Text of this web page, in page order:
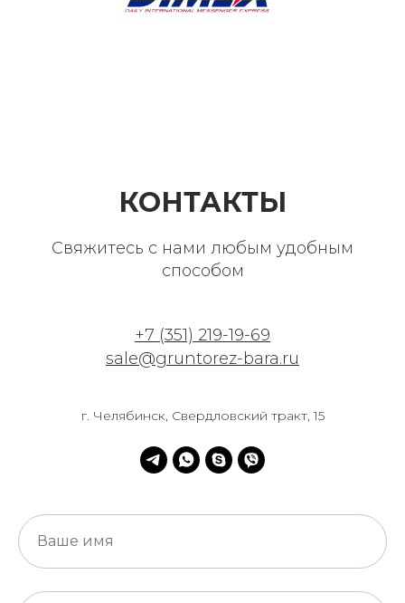
КОНТАКТЫ
Свяжитесь с нами любым удобным
способом
+7 (351) 219-19-69
sale@gruntorez-bara.ru
г. Челябинск, Свердловский тракт, 15